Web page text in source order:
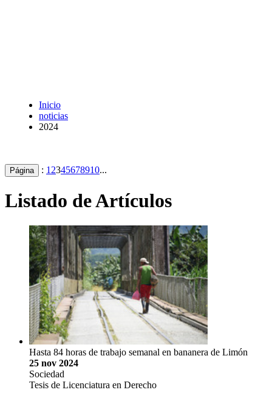
Inicio
noticias
2024
Página : 1 2345678910...
Listado de Artículos
Hasta 84 horas de trabajo semanal en bananera de Limón
25 nov 2024
Sociedad
Tesis de Licenciatura en Derecho